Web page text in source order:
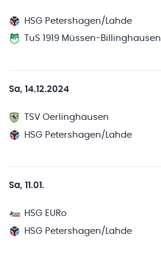
HSG Petershagen/Lahde
TuS 1919 Müssen-Billinghausen
Sa, 14.12.2024
TSV Oerlinghausen
HSG Petershagen/Lahde
Sa, 11.01.
HSG EURo
HSG Petershagen/Lahde